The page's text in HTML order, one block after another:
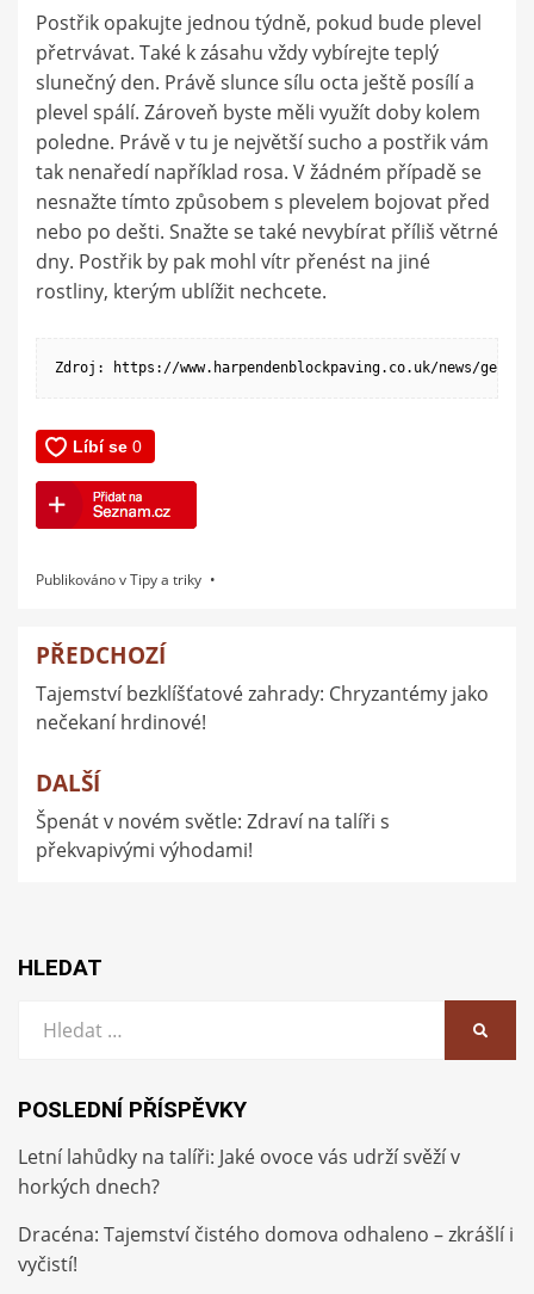
Postřik opakujte jednou týdně, pokud bude plevel
přetrvávat. Také k zásahu vždy vybírejte teplý
slunečný den. Právě slunce sílu octa ještě posílí a
plevel spálí. Zároveň byste měli využít doby kolem
poledne. Právě v tu je největší sucho a postřik vám
tak nenaředí například rosa. V žádném případě se
nesnažte tímto způsobem s plevelem bojovat před
nebo po dešti. Snažte se také nevybírat příliš větrné
dny. Postřik by pak mohl vítr přenést na jiné
rostliny, kterým ublížit nechcete.
Zdroj: https://www.harpendenblockpaving.co.uk/news/get-
Publikováno vTipy a triky
Navigace
pro
příspěvek
PŘEDCHOZÍ
Tajemství bezklíšťatové zahrady: Chryzantémy jako
nečekaní hrdinové!
DALŠÍ
Špenát v novém světle: Zdraví na talíři s
překvapivými výhodami!
HLEDAT
POSLEDNÍ PŘÍSPĚVKY
Letní lahůdky na talíři: Jaké ovoce vás udrží svěží v
horkých dnech?
Dracéna: Tajemství čistého domova odhaleno – zkrášlí i
vyčistí!